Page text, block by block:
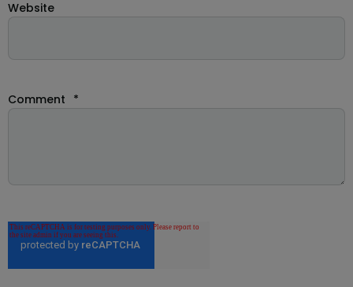
Website
Comment *